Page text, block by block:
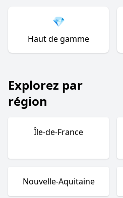
💎
Haut de gamme
Explorez par
région
Île-de-France
Nouvelle-Aquitaine